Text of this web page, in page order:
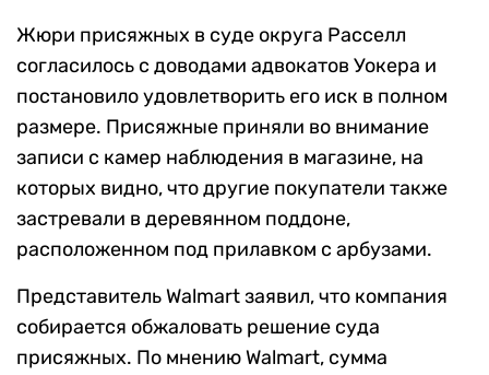
Жюри присяжных в суде округа Расселл
согласилось с доводами адвокатов Уокера и
постановило удовлетворить его иск в полном
размере. Присяжные приняли во внимание
записи с камер наблюдения в магазине, на
которых видно, что другие покупатели также
застревали в деревянном поддоне,
расположенном под прилавком с арбузами.
Представитель Walmart заявил, что компания
собирается обжаловать решение суда
присяжных. По мнению Walmart, сумма